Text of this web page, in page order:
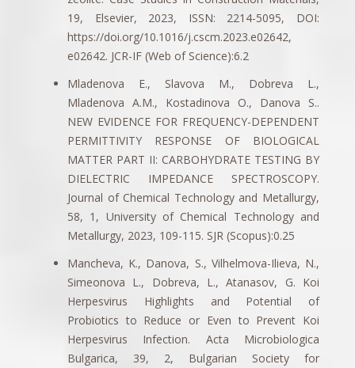
19, Elsevier, 2023, ISSN:
2214-5095, DOI:
https://doi.org/10.1016/j.cscm.2023.e02642,
e02642. JCR-IF (Web of Science):6.2
Mladenova E., Slavova M., Dobreva L.,
Mladenova A.M., Kostadinova O., Danova S..
NEW EVIDENCE FOR FREQUENCY-DEPENDENT
PERMITTIVITY RESPONSE OF BIOLOGICAL
MATTER PART II: CARBOHYDRATE TESTING BY
DIELECTRIC IMPEDANCE SPECTROSCOPY.
Journal of Chemical Technology and Metallurgy,
58, 1, University of Chemical Technology and
Metallurgy, 2023, 109-115. SJR (Scopus):0.25
Mancheva, K., Danova, S., Vilhelmova-Ilieva, N.,
Simeonova L., Dobreva, L., Atanasov, G. Koi
Herpesvirus Highlights and Potential of
Probiotics to Reduce or Even to Prevent Koi
Herpesvirus Infection. Acta Microbiologica
Bulgarica, 39, 2, Bulgarian Society for